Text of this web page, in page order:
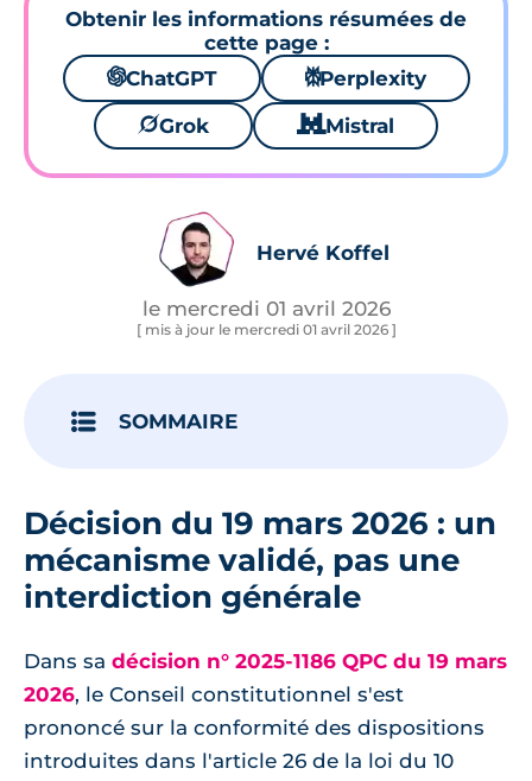
Obtenir les informations résumées de
cette page :
🌌ChatGPT ⚙Perplexity
🪐Grok 🐱 Mistral
Hervé Koffel
le mercredi 01 avril 2026
[ mis à jour le mercredi 01 avril 2026 ]
SOMMAIRE
Décision du 19 mars 2026 : un
mécanisme validé, pas une
interdiction générale
Dans sa décision n° 2025-1186 QPC du 19 mars
2026, le Conseil constitutionnel s'est
prononcé sur la conformité des dispositions
introduites dans l'article 26 de la loi du 10